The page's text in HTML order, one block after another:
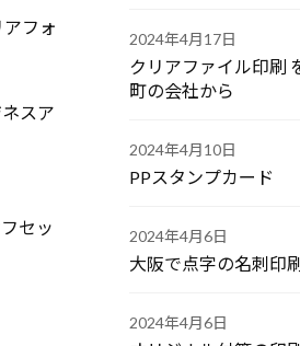
フォ
スア
セッ
2024年4月17日
クリアファイル印刷
町の会社から
2024年4月10日
PPスタンプカード
2024年4月6日
大阪で点字の名刺印刷
2024年4月6日